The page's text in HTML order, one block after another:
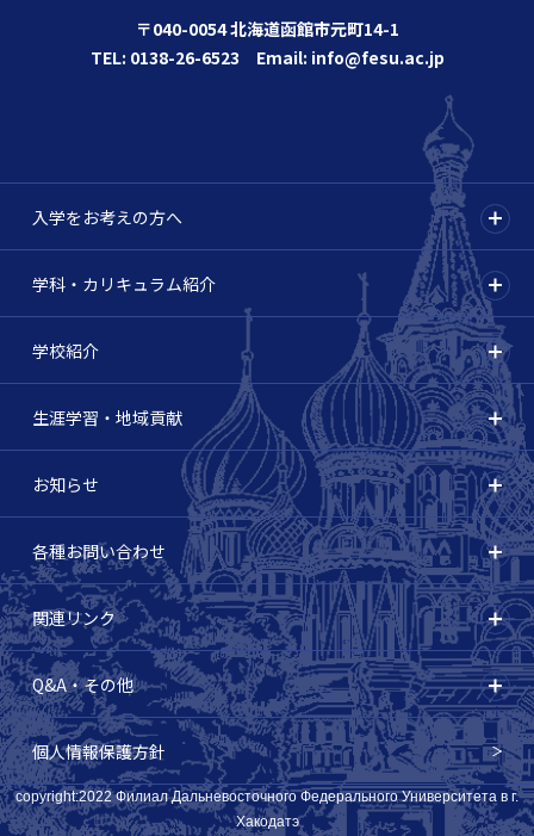
〒040-0054 北海道函館市元町14-1
TEL: 0138-26-6523 Email: info@fesu.ac.jp
入学をお考えの方へ
学科・カリキュラム紹介
学校紹介
生涯学習・地域貢献
お知らせ
各種お問い合わせ
関連リンク
Q&A・その他
個人情報保護方針
copyright:2022 Филиал Дальневосточного Федерального Университета в г.
Хакодатэ